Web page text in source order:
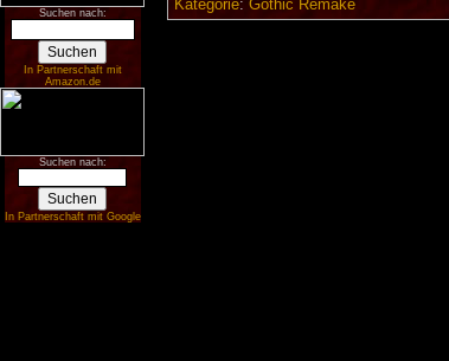
Suchen nach:
In Partnerschaft mit
Amazon.de
Suchen nach:
In Partnerschaft mit Google
Kategorie: Gothic Remake